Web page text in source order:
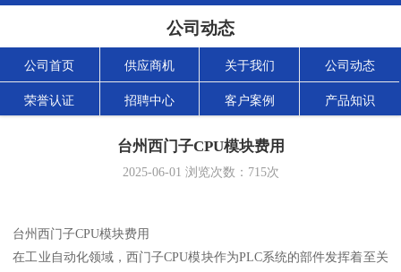
公司动态
公司首页 供应商机 关于我们 公司动态
荣誉认证 招聘中心 客户案例 产品知识
台州西门子CPU模块费用
2025-06-01 浏览次数： 715次
台州西门子CPU模块费用
在工业自动化领域，西门子CPU模块作为PLC系统的部件发挥着至关